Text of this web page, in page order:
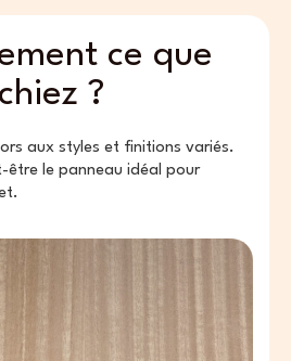
ce que
?
aux styles et finitions variés.
être le panneau idéal pour